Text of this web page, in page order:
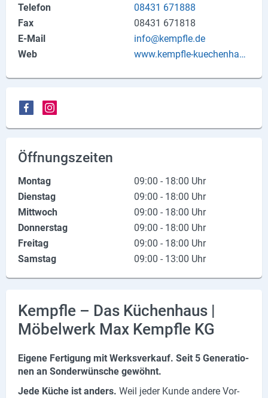
Telefon
08431 671888
Fax
08431 671818
E-Mail
info@kempfle.de
Web
www.kempfle-kuechenhau
Öffnungszeiten
Montag
09:00 - 18:00 Uhr
Dienstag
09:00 - 18:00 Uhr
Mittwoch
09:00 - 18:00 Uhr
Donnerstag
09:00 - 18:00 Uhr
Freitag
09:00 - 18:00 Uhr
Samstag
09:00 - 13:00 Uhr
Kempfle – Das Küchenhaus |
Möbelwerk Max Kempfle KG
Ei­ge­ne Fer­ti­gung mit Werks­ver­kauf. Seit 5 Ge­nera­tio­
nen an Son­der­wün­sche ge­wöhnt.
Jede Küche ist an­ders. Weil jeder Kunde an­de­re Vor­
Kontaktseite
AGB
Impressum
Datenschutz
X
Instagram
YouTube